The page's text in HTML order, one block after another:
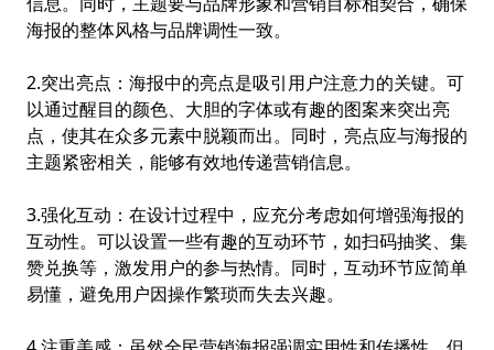
海报的整体风格与品牌调性一致。
2.突出亮点：海报中的亮点是吸引用户注意力的关键。可
以通过醒目的颜色、大胆的字体或有趣的图案来突出亮
点，使其在众多元素中脱颖而出。同时，亮点应与海报的
主题紧密相关，能够有效地传递营销信息。
3.强化互动：在设计过程中，应充分考虑如何增强海报的
互动性。可以设置一些有趣的互动环节，如扫码抽奖、集
赞兑换等，激发用户的参与热情。同时，互动环节应简单
易懂，避免用户因操作繁琐而失去兴趣。